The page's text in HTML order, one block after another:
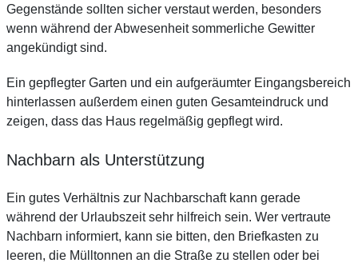
Gegenstände sollten sicher verstaut werden, besonders
wenn während der Abwesenheit sommerliche Gewitter
angekündigt sind.
Ein gepflegter Garten und ein aufgeräumter Eingangsbereich
hinterlassen außerdem einen guten Gesamteindruck und
zeigen, dass das Haus regelmäßig gepflegt wird.
Nachbarn als Unterstützung
Ein gutes Verhältnis zur Nachbarschaft kann gerade
während der Urlaubszeit sehr hilfreich sein. Wer vertraute
Nachbarn informiert, kann sie bitten, den Briefkasten zu
leeren, die Mülltonnen an die Straße zu stellen oder bei